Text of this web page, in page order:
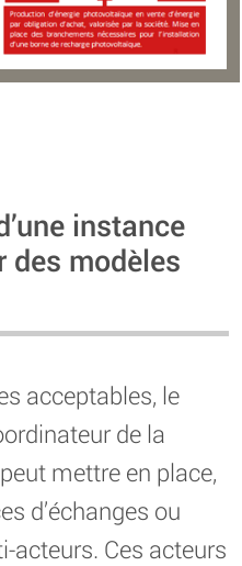
instance
des modèles
acceptables, le
de la
mettre en place,
d’échanges ou
acteurs. Ces acteurs